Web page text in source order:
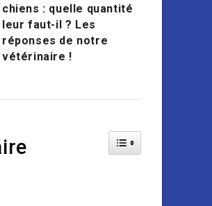
chiens : quelle quantité
leur faut-il ? Les
réponses de notre
vétérinaire !
Toggle Table of